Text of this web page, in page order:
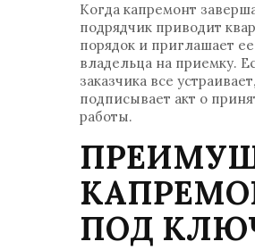
Когда капремонт
подрядчик приводит
порядок и приглашает ее
владельца на приемку.
заказчика все устраивает,
подписывает акт о
работы.
ПОД